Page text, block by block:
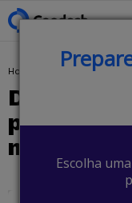
Escolha
You are here:
Home Back-end
por que
nesta